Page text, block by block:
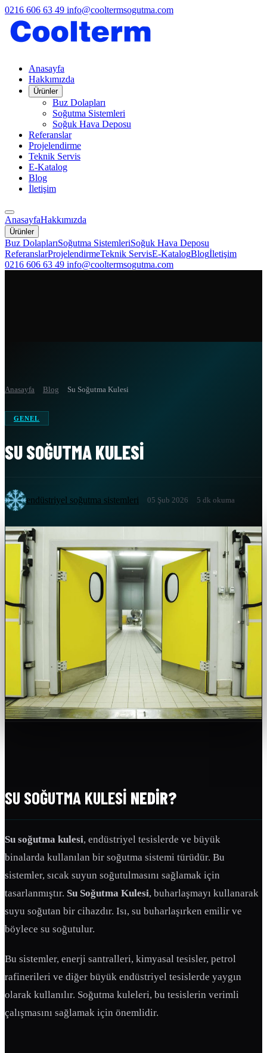
0216 606 63 49 info@cooltermsogutma.com
Anasayfa
Hakkımızda
Ürünler
Buz Dolapları
Soğutma Sistemleri
Soğuk Hava Deposu
Referanslar
Projelendirme
Teknik Servis
E-Katalog
Blog
İletişim
AnasayfaHakkımızda
Ürünler
Buz DolaplarıSoğutma SistemleriSoğuk Hava Deposu
ReferanslarProjelendirmeTeknik ServisE-KatalogBlogİletişim
0216 606 63 49 info@cooltermsogutma.com
Anasayfa Blog Su Soğutma Kulesi
GENEL
SU SOĞUTMA KULESI
endüstriyel soğutma sistemleri 05 Şub 2026 5 dk okuma
SU SOĞUTMA KULESI NEDIR?
Su soğutma kulesi, endüstriyel tesislerde ve büyük
binalarda kullanılan bir soğutma sistemi türüdür. Bu
sistemler, sıcak suyun soğutulmasını sağlamak için
tasarlanmıştır. Su Soğutma Kulesi, buharlaşmayı kullanarak
suyu soğutan bir cihazdır. Isı, su buharlaşırken emilir ve
böylece su soğutulur.
Bu sistemler, enerji santralleri, kimyasal tesisler, petrol
rafinerileri ve diğer büyük endüstriyel tesislerde yaygın
olarak kullanılır. Soğutma kuleleri, bu tesislerin verimli
çalışmasını sağlamak için önemlidir.